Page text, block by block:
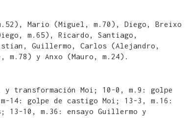
Mario (Miguel, m.70), Diego, Breixo
m.65), Ricardo, Santiago,
Guillermo, Carlos (Alejandro,
m.78) y Anxo (Mauro, m.24).
y transformación Moi; 10-0, m.9: golpe
14: golpe de castigo Moi; 13-3, m.16:
13-10, m.36: ensayo Guillermo y